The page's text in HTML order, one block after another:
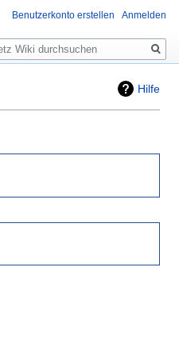
Hilfe
Benutzerkonto erstellen Anmelden